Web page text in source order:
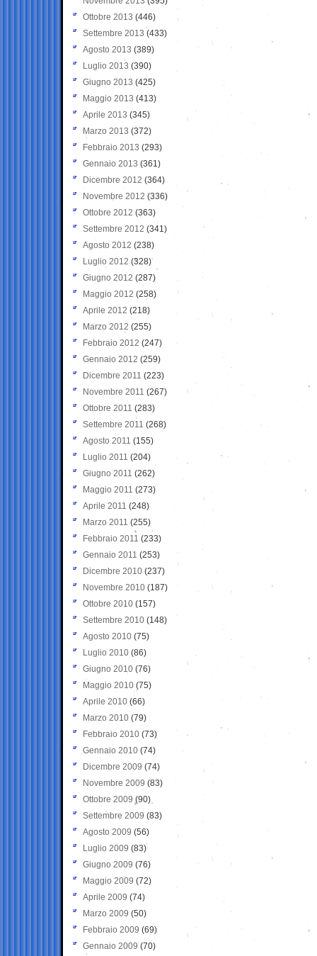
Ottobre 2013 (446)
Settembre 2013 (433)
Agosto 2013 (389)
Luglio 2013 (390)
Giugno 2013 (425)
Maggio 2013 (413)
Aprile 2013 (345)
Marzo 2013 (372)
Febbraio 2013 (293)
Gennaio 2013 (361)
Dicembre 2012 (364)
Novembre 2012 (336)
Ottobre 2012 (363)
Settembre 2012 (341)
Agosto 2012 (238)
Luglio 2012 (328)
Giugno 2012 (287)
Maggio 2012 (258)
Aprile 2012 (218)
Marzo 2012 (255)
Febbraio 2012 (247)
Gennaio 2012 (259)
Dicembre 2011 (223)
Novembre 2011 (267)
Ottobre 2011 (283)
Settembre 2011 (268)
Agosto 2011 (155)
Luglio 2011 (204)
Giugno 2011 (262)
Maggio 2011 (273)
Aprile 2011 (248)
Marzo 2011 (255)
Febbraio 2011 (233)
Gennaio 2011 (253)
Dicembre 2010 (237)
Novembre 2010 (187)
Ottobre 2010 (157)
Settembre 2010 (148)
Agosto 2010 (75)
Luglio 2010 (86)
Giugno 2010 (76)
Maggio 2010 (75)
Aprile 2010 (66)
Marzo 2010 (79)
Febbraio 2010 (73)
Gennaio 2010 (74)
Dicembre 2009 (74)
Novembre 2009 (83)
Ottobre 2009 (90)
Settembre 2009 (83)
Agosto 2009 (56)
Luglio 2009 (83)
Giugno 2009 (76)
Maggio 2009 (72)
Aprile 2009 (74)
Marzo 2009 (50)
Febbraio 2009 (69)
Gennaio 2009 (70)